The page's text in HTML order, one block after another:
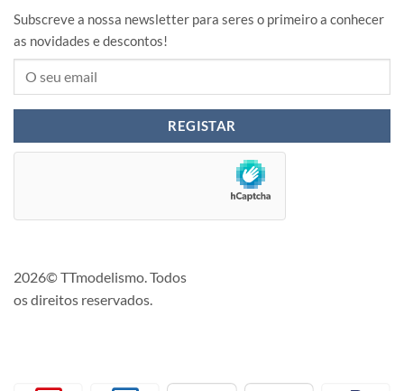
Subscreve a nossa newsletter para seres o primeiro a conhecer
as novidades e descontos!
2026© TTmodelismo. Todos
os direitos reservados.